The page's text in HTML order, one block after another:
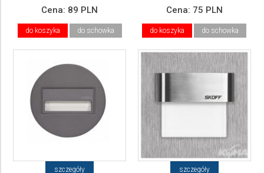
AZZARDO
Cena: 89 PLN
do koszyka do schowka
Cena: 75 PLN
do koszyka do schowka
szczegóły szczegóły